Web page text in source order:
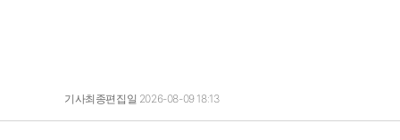
기사최종편집일 2026-08-09 18:13